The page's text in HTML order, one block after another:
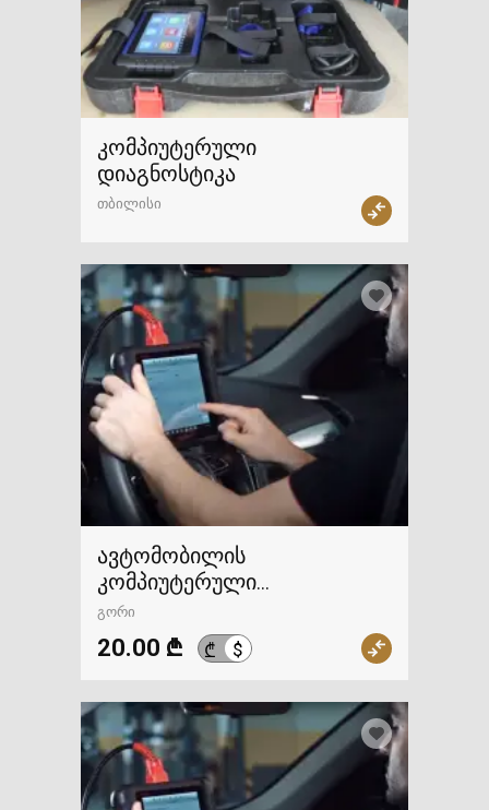
კომპიუტერული
დიაგნოსტიკა
თბილისი
ავტომობილის
კომპიუტერული
დიაგნოსტიკა
გორი
20.00 ₾ ₾ $